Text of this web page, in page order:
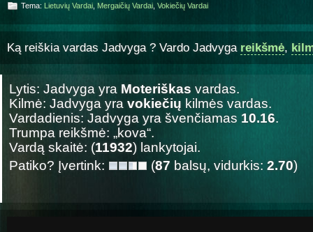
Tema: Lietuvių Vardai Mergaičių Vardai Vokiečių Vardai
Ką reiškia vardas Jadvyga ? Vardo Jadvyga reikšmė,
Lytis: Jadvyga yra Moteriškas vardas.
Kilmė: Jadvyga yra vokiečių kilmės vardas.
Vardadienis: Jadvyga yra švenčiamas 10.16.
Trumpa reikšmė: „kova“.
Vardą skaitė: (11932) lankytojai.
Patiko? Įvertink:
(87 balsų, vidurkis: 2.70)